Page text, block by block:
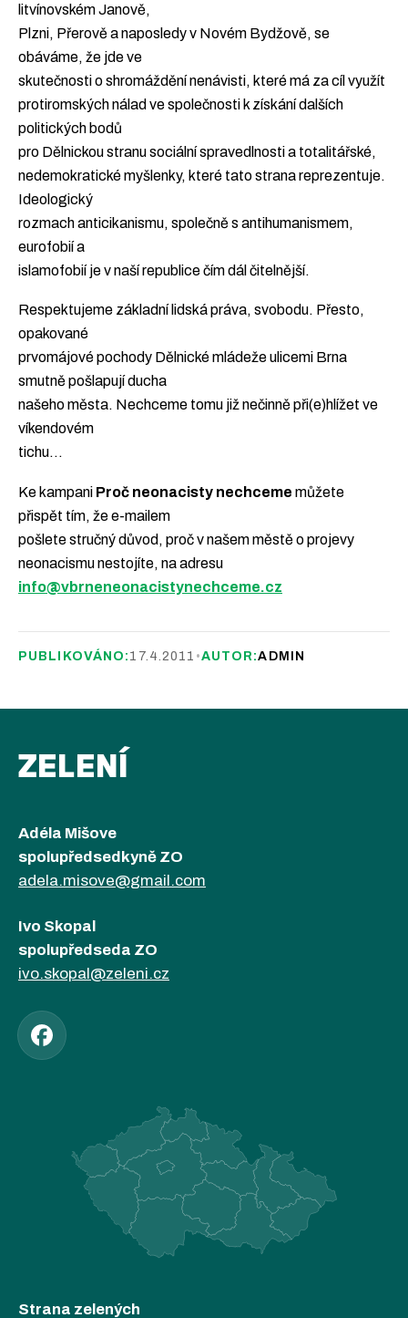
litvínovském Janově,
Plzni, Přerově a naposledy v Novém Bydžově, se
obáváme, že jde ve
skutečnosti o shromáždění nenávisti, které má za cíl využít
protiromských nálad ve společnosti k získání dalších
politických bodů
pro Dělnickou stranu sociální spravedlnosti a totalitářské,
nedemokratické myšlenky, které tato strana reprezentuje.
Ideologický
rozmach anticikanismu, společně s antihumanismem,
eurofobií a
islamofobií je v naší republice čím dál čitelnější.
Respektujeme základní lidská práva, svobodu. Přesto,
opakované
prvomájové pochody Dělnické mládeže ulicemi Brna
smutně pošlapují ducha
našeho města. Nechceme tomu již nečinně při(e)hlížet ve
víkendovém
tichu…
Ke kampani Proč neonacisty nechceme můžete
přispět tím, že e-mailem
pošlete stručný důvod, proč v našem městě o projevy
neonacismu nestojíte, na adresu
info@vbrneneonacistynechceme.cz
PUBLIKOVÁNO: 17.4.2011 •AUTOR:ADMIN
ZELENÍ
Adéla Mišove
spolupředsedkyně ZO
adela.misove@gmail.com
Ivo Skopal
spolupředseda ZO
ivo.skopal@zeleni.cz
Strana zelených